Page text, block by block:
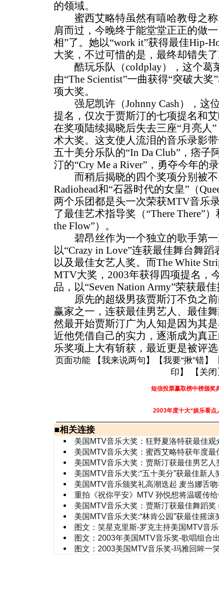
的领域。
蜜西艾略特虽然有嘻哈教母之称
肩而过，今晚终于能堂堂正正的做
相”了。她以“work it”获得最佳Hip-
大奖，不过可惜的是，最终却错失
酷玩乐队（coldplay），这个葛
由“The Scientist”一曲获得“突破大
项大奖。
强尼凯许（Johnny Cash），这
提名，仅次于贾斯汀的七项提名和
在奖项陆续揭晓后失去三座“月亮人
术大奖。这支使人流泪的音乐录影
五十美分乐队的“In Da Club”，痞子
汀的“Cry Me a River”，勇夺今年的
而稍后揭晓的四个奖项分别被不
Radiohead和“石器时代的女皇”（
两个乐团都是头一次荣获MTV音乐
了最佳艺术指导奖（“There There”
the Flow”）。
碧昂丝作为一个独立的歌手第一
以“Crazy in Love”连获最佳舞台舞
以及最佳女艺人奖。而The White
MTV大奖，2003年获得四项提名，
品，以“Seven Nation Army”荣获最
原先的超级男孩贾斯汀不负之前
赢家之一，连获最佳男艺人、最佳
然最开始贾斯汀广为人知是因为其
近他凭借自己的实力，逐渐成为真
乐奖项上大有斩获，最近更是被评
页面功能 【我来说两句 】【我要“揪”错】
印 】 【 关闭
短信投票赢取榜中榜颁奖
2003年度十大“娱乐看点
■相关连接
美国MTV音乐大奖：狂野夏洛特获最佳观
美国MTV音乐大奖：蜜西艾略特获年度最
美国MTV音乐大奖：贾斯汀获最佳男艺人
美国MTV音乐大奖:“五十美分”获最佳新人
美国MTV音乐颁奖礼高潮迭起 麦当娜舌
重拍《祝你平安》MTV 孙悦想将温暖传
美国MTV音乐大奖：贾斯汀获最佳舞蹈奖
美国MTV音乐大奖:“林肯公园”获最佳摇滚
图文：笑星克里斯-罗克主持美国MTV音
图文：2003年美国MTV音乐奖-歌唱组合
图文：2003美国MTV音乐奖-玛雅回眸一